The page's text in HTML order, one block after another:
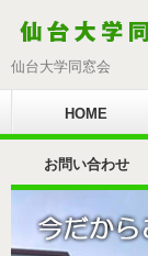
仙台大学同窓会
HOME
お問い合わせ